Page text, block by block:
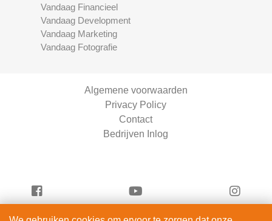
Vandaag Financieel
Vandaag Development
Vandaag Marketing
Vandaag Fotografie
Algemene voorwaarden
Privacy Policy
Contact
Bedrijven Inlog